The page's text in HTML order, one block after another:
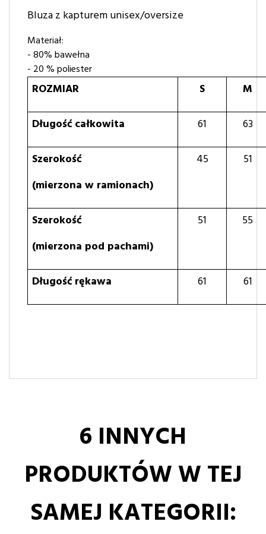
Bluza z kapturem unisex/oversize
Materiał:
- 80% bawełna
- 20 % poliester
ROZMIAR S M
Długość całkowita 61 63
Szerokość
(mierzona w ramionach)
45 51
Szerokość
(mierzona pod pachami)
51 55
Długość rękawa 61 61
6 INNYCH
PRODUKTÓW W TEJ
SAMEJ KATEGORII: